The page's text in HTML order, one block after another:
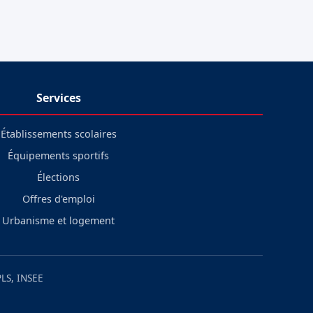
Services
Établissements scolaires
Équipements sportifs
Élections
Offres d'emploi
Urbanisme et logement
INSEE